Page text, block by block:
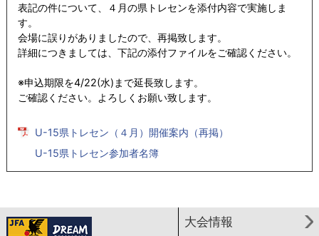
表記の件について、４月の県トレセンを添付内容で実施しま
す。
会場に誤りがありましたので、再掲致します。
詳細につきましては、下記の添付ファイルをご確認ください。
※申込期限を4/22(水)まで延長致します。
ご確認ください。よろしくお願い致します。
U-15県トレセン（４月）開催案内（再掲）
U-15県トレセン参加者名簿
大会情報